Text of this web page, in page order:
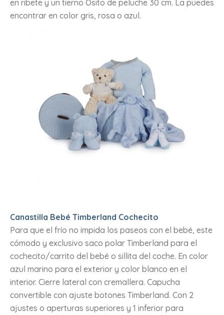
en ribete y un tierno Osito de peluche 30 cm. La puedes
encontrar en color gris, rosa o azul.
Canastilla Bebé Timberland Cochecito
Para que el frío no impida los paseos con el bebé, este
cómodo y exclusivo saco polar Timberland para el
cochecito/carrito del bebé o sillita del coche. En color
azul marino para el exterior y color blanco en el
interior. Cierre lateral con cremallera. Capucha
convertible con ajuste botones Timberland. Con 2
ajustes o aperturas superiores y 1 inferior para